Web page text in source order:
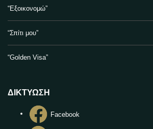
“Εξοικονομώ”
“Σπίτι μου”
“Golden Visa”
ΔΙΚΤΥΩΣΗ
Facebook